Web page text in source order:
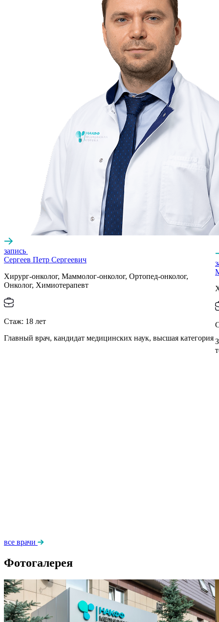
запись
Сергеев Петр Сергеевич
Хирург-онколог, Маммолог-онколог, Ортопед-онколог,
Онколог, Химиотерапевт
Стаж: 18 лет
Главный врач, кандидат медицинских наук, высшая категория
все врачи
Фотогалерея